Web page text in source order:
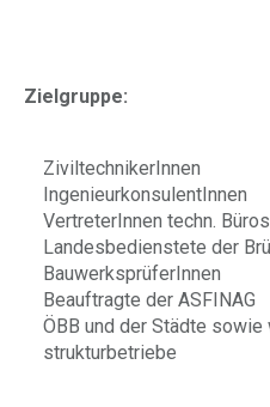
Zielgruppe:
ZiviltechnikerInnen
IngenieurkonsulentInnen
VertreterInnen techn. Büros
Landesbedienstete der
BauwerksprüferInnen
Beauftragte der ASFINAG
ÖBB und der Städte
strukturbetriebe